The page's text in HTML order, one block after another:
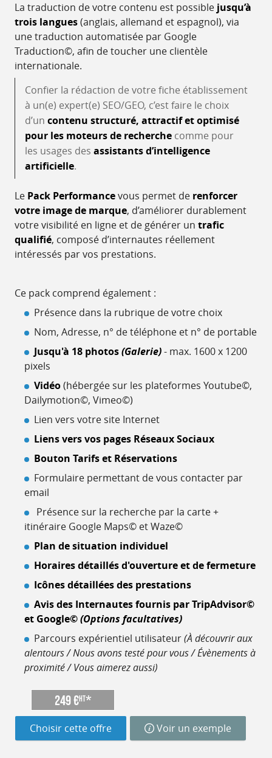
La traduction de votre contenu est possible jusqu’à
trois langues(anglais, allemand et espagnol), via
une traduction automatisée par Google
Traduction©, afin de toucher une clientèle
internationale.
Confier la rédaction de votre fiche établissement
à un(e) expert(e) SEO/GEO, c’est faire le choix
d’un contenu structuré, attractif et optimisé
pour les moteurs de recherche comme pour
les usages des assistants d’intelligence
artificielle.
Le Pack Performancevous permet de renforcer
votre image de marque, d’améliorer durablement
votre visibilité en ligne et de générer un trafic
qualifié, composé d’internautes réellement
intéressés par vos prestations.
Ce pack comprend également :
Présence dans la rubrique de votre choix
Nom, Adresse, n° de téléphone et n° de portable
Jusqu'à 18 photos(Galerie)- max. 1600 x 1200
pixels
Vidéo(hébergée sur les plateformes Youtube©,
Dailymotion©, Vimeo©)
Lien vers votre site Internet
Liens vers vos pages Réseaux Sociaux
Bouton Tarifs et Réservations
Formulaire permettant de vous contacter par
email
Présence sur la recherche par la carte +
itinéraire Google Maps© et Waze©
Plan de situation individuel
Horaires détaillés d'ouverture et de fermeture
Icônes détaillées des prestations
Avis des Internautes fournis par TripAdvisor©
et Google©(Options facultatives)
Parcours expérientiel utilisateur(À découvrir aux
alentours / Nous avons testé pour vous / Évènements à
proximité / Vous aimerez aussi)
249 €HT*
Choisir cette offre Voir un exemple